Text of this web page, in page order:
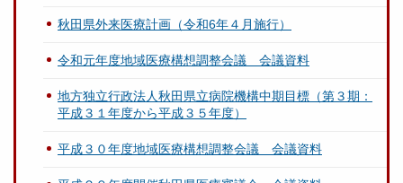
秋田県外来医療計画（令和6年４月施行）
令和元年度地域医療構想調整会議 会議資料
地方独立行政法人秋田県立病院機構中期目標（第３期：
平成３１年度から平成３５年度）
平成３０年度地域医療構想調整会議 会議資料